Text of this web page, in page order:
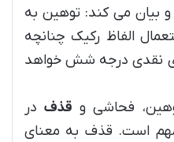
بیان می کند: توهین به
الفاظ رکیک چنانچه
نقدی درجه شش خواهد
فحاشی و قذفدر
مهم است. قذف به معنای